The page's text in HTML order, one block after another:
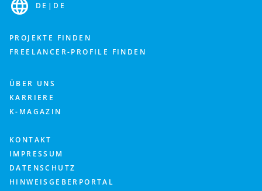
DE | DE
PROJEKTE FINDEN
FREELANCER-PROFILE FINDEN
ÜBER UNS
KARRIERE
K-MAGAZIN
KONTAKT
IMPRESSUM
DATENSCHUTZ
HINWEISGEBERPORTAL